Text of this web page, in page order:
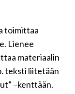
toimittaa
Lienee
materiaalin
teksti liitetään
–kenttään.